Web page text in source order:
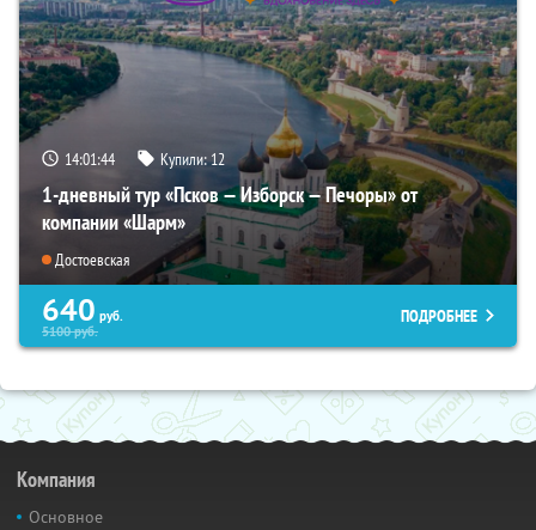
14:01:43 Купили:12
1-дневный тур «Псков — Изборск — Печоры» от
компании «Шарм»
Достоевская
640 руб.
5100руб.
ПОДРОБНЕЕ
Компания
Основное